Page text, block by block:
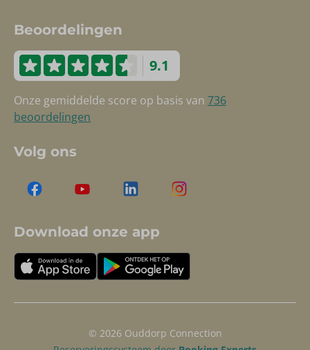
Beoordelingen
9.1
Onze gemiddelde score op basis van 736
beoordelingen
Volg ons
Download onze app
© 2026 Ouddorp Connection